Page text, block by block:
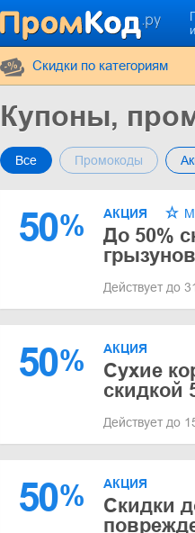
Cкидки по категориям
Купоны,
Все Промокоды
50% АКЦИЯ
До 50%
грызунов
Действует до
50% АКЦИЯ
Сухие
скидкой
Действует до
50% АКЦИЯ
Скидки